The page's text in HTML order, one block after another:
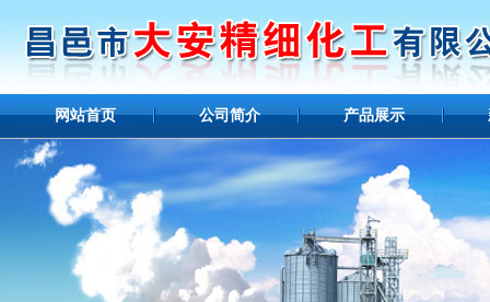
网站首页 公司简介 产品展示